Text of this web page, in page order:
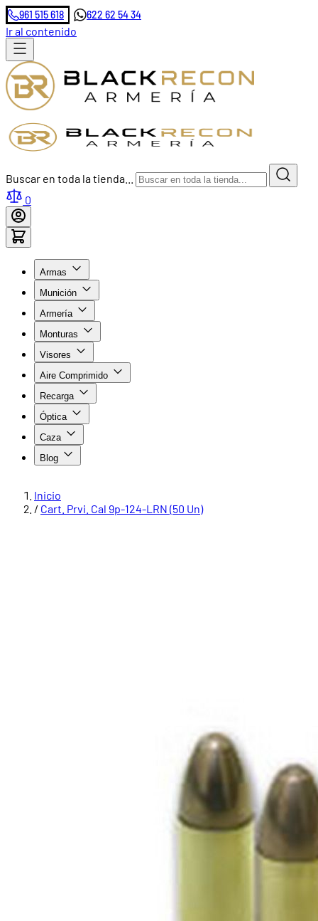
961 515 618 622 62 54 34
Ir al contenido
Buscar en toda la tienda...
0
Armas
Munición
Armería
Monturas
Visores
Aire Comprimido
Recarga
Óptica
Caza
Blog
Inicio
/ Cart. Prvi. Cal 9p-124-LRN (50 Un)